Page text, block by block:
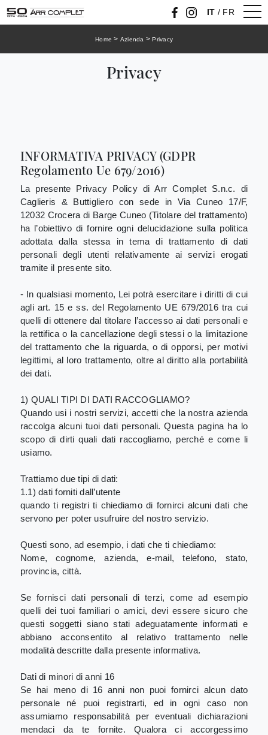
IT / FR
Home > Azienda >Privacy
Privacy
INFORMATIVA PRIVACY (GDPR
Regolamento Ue 679/2016)
La presente Privacy Policy di Arr Complet S.n.c. di
Caglieris & Buttigliero con sede in Via Cuneo 17/F,
12032 Crocera di Barge Cuneo (Titolare del trattamento)
ha l’obiettivo di fornire ogni delucidazione sulla politica
adottata dalla stessa in tema di trattamento di dati
personali degli utenti relativamente ai servizi erogati
tramite il presente sito.
- In qualsiasi momento, Lei potrà esercitare i diritti di cui
agli art. 15 e ss. del Regolamento UE 679/2016 tra cui
quelli di ottenere dal titolare l’accesso ai dati personali e
la rettifica o la cancellazione degli stessi o la limitazione
del trattamento che la riguarda, o di opporsi, per motivi
legittimi, al loro trattamento, oltre al diritto alla portabilità
dei dati.
1) QUALI TIPI DI DATI RACCOGLIAMO?
Quando usi i nostri servizi, accetti che la nostra azienda
raccolga alcuni tuoi dati personali. Questa pagina ha lo
scopo di dirti quali dati raccogliamo, perché e come li
usiamo.
Trattiamo due tipi di dati:
1.1) dati forniti dall’utente
quando ti registri ti chiediamo di fornirci alcuni dati che
servono per poter usufruire del nostro servizio.
Questi sono, ad esempio, i dati che ti chiediamo:
Nome, cognome, azienda, e-mail, telefono, stato,
provincia, città.
Se fornisci dati personali di terzi, come ad esempio
quelli dei tuoi familiari o amici, devi essere sicuro che
questi soggetti siano stati adeguatamente informati e
abbiano acconsentito al relativo trattamento nelle
modalità descritte dalla presente informativa.
Dati di minori di anni 16
Se hai meno di 16 anni non puoi fornirci alcun dato
personale né puoi registrarti, ed in ogni caso non
assumiamo responsabilità per eventuali dichiarazioni
mendaci da te fornite. Qualora ci accorgessimo